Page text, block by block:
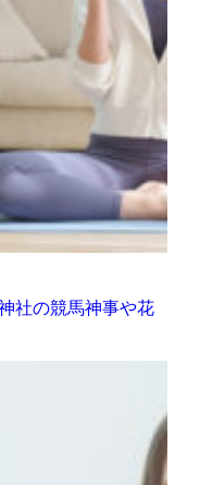
社の競馬神事や花